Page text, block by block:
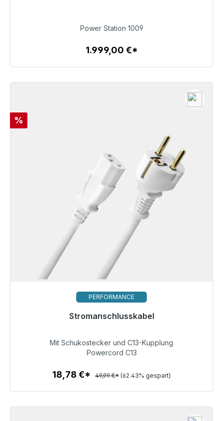
Zum Artikel
Power Station 1009
1.999,00 €*
Rabatt
%
PERFORMANCE
Stromanschlusskabel
Sofort versandfertig, Lieferzeit 48h*
18,78 €
Zum Artikel
Mit Schukostecker und C13-Kupplung
Powercord C13
18,78 €* 49,99 €* (62.43% gespart)